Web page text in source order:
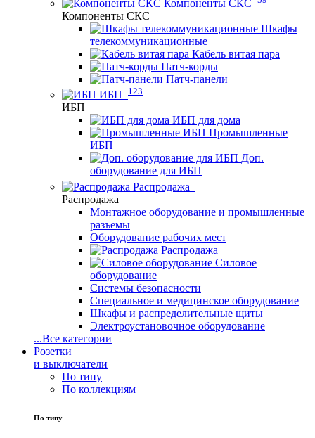
Компоненты СКС
Компоненты СКС
Шкафы
телекоммуникационные
Кабель витая пара
Патч-корды
Патч-панели
ИБП
123
ИБП
ИБП для дома
Промышленные
ИБП
Доп.
оборудование для ИБП
Распродажа
Распродажа
Монтажное оборудование и промышленные
разъемы
Оборудование рабочих мест
Распродажа
Силовое
оборудование
Системы безопасности
Специальное и медицинское оборудование
Шкафы и распределительные щиты
Электроустановочное оборудование
...Все категории
Розетки
и выключатели
По типу
По коллекциям
По типу